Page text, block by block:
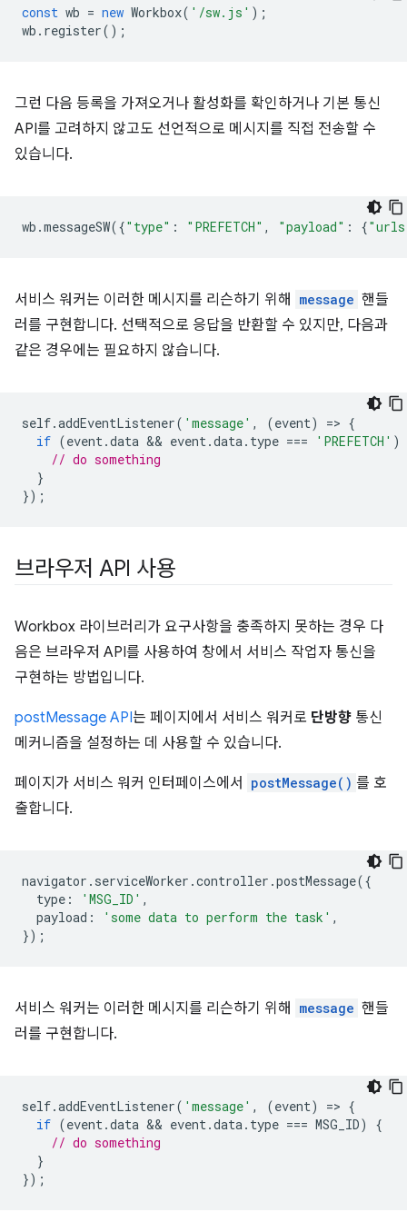
const wb = new Workbox( '/sw.js' );
wb . register();
그런 다음 등록을 가져오거나 활성화를 확인하거나 기본 통신
API를 고려하지 않고도 선언적으로 메시지를 직접 전송할 수
있습니다.
wb .messageSW({"type" : "PREFETCH" , "payload" : {
서비스 워커는 이러한 메시지를 리슨하기 위해 message 핸들
러를 구현합니다. 선택적으로 응답을 반환할 수 있지만, 다음과
같은 경우에는 필요하지 않습니다.
self.addEventListener( 'message' , (event) => {
if (event.data && event.data. type === 'PREFETCH' )
// do something
}
});
브라우저 API 사용
Workbox 라이브러리가 요구사항을 충족하지 못하는 경우 다
음은 브라우저 API를 사용하여 창에서 서비스 작업자 통신을
구현하는 방법입니다.
postMessage API는 페이지에서 서비스 워커로 단방향 통신
메커니즘을 설정하는 데 사용할 수 있습니다.
페이지가 서비스 워커 인터페이스에서 postMessage() 를 호
출합니다.
navigator . serviceWorker .controller .postMessage({
type : 'MSG_ID' ,
payload : 'some data to perform the task' ,
});
서비스 워커는 이러한 메시지를 리슨하기 위해 message 핸들
러를 구현합니다.
self.addEventListener( 'message' , (event) => {
if (event.data && event.data. type === MSG_ID)
{
// do something
}
});